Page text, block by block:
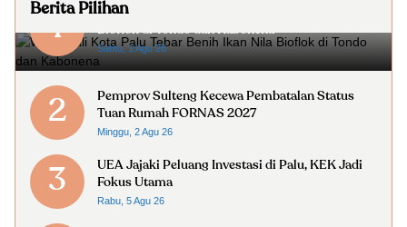
Berita Pilihan
1
Wakil Wali Kota Palu Tebar Benih Ikan Nila
Bioflok di Tondo dan Kabonena
Sabtu, 1 Agu 26
2
Pemprov Sulteng Kecewa Pembatalan Status
Tuan Rumah FORNAS 2027
Minggu, 2 Agu 26
3
UEA Jajaki Peluang Investasi di Palu, KEK Jadi
Fokus Utama
Rabu, 5 Agu 26